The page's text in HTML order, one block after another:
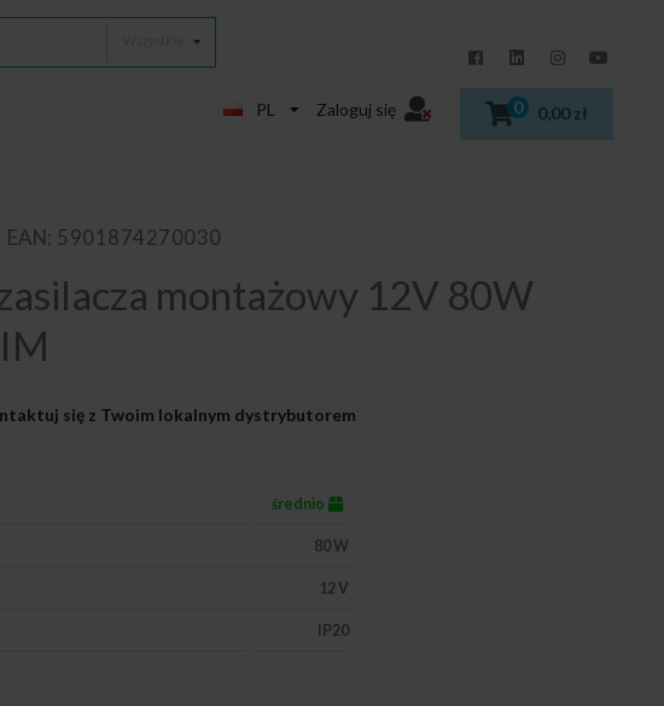
PL Zaloguj się 0 0,00 zł
EAN: 5901874270030
montażowy 12V 80W
się z Twoim lokalnym dystrybutorem
średnio
80 W
12 V
IP20